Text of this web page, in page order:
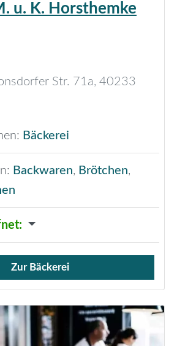
u. K. Horsthemke
Str. 71a, 40233
Bäckerei
Backwaren, Brötchen,
:
Zur Bäckerei